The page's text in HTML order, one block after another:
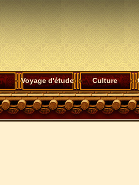
Voyage d'étude Culture